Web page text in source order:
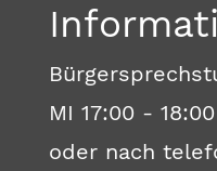
MI 17:00 -
oder nach